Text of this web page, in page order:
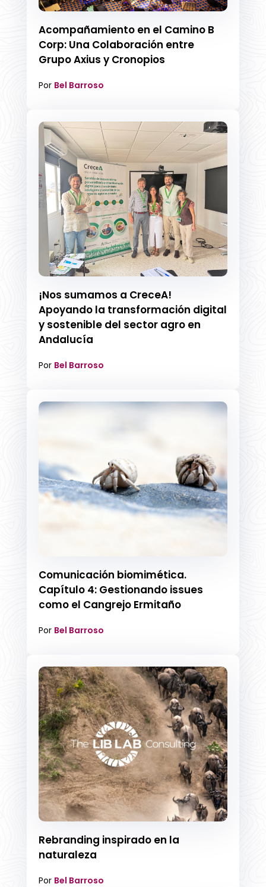
Acompañamiento en el Camino B
Corp: Una Colaboración entre
Grupo Axius y Cronopios
Por Bel Barroso
¡Nos sumamos a CreceA!
Apoyando la transformación digital
y sostenible del sector agro en
Andalucía
Por Bel Barroso
Comunicación biomimética.
Capítulo 4: Gestionando issues
como el Cangrejo Ermitaño
Por Bel Barroso
Rebranding inspirado en la
naturaleza
Por Bel Barroso